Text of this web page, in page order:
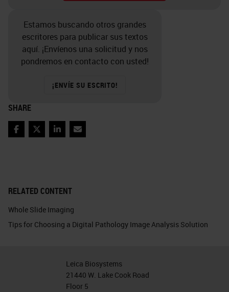
RELATED CONTENT
Whole Slide Imaging
Tips for Choosing a Digital Pathology Image Analysis Solution
Estamos buscando otros grandes
escritores para publicar sus textos
aquí. ¡Envíenos una solicitud y nos
pondremos en contacto con usted!
¡ENVÍE SU ESCRITO!
SHARE
Facebook
TwitterLinkedIn
Email
Leica Biosystems
21440 W. Lake Cook Road
Floor 5